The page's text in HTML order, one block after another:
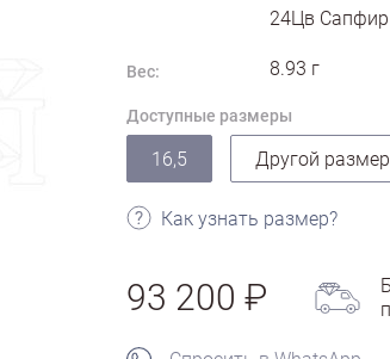
24Цв
Вес: 8.93 г
Доступные размеры
16,5 Другой размер
Как узнать размер?
93 200